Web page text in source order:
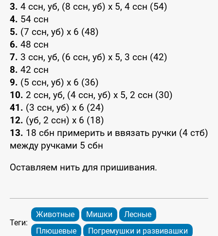
3. 4 ссн, уб, (8 ссн, уб) х 5, 4 ссн (54)
4. 54 ссн
5. (7 ссн, уб) х 6 (48)
6. 48 ссн
7. 3 ссн, уб, (6 ссн, уб) х 5, 3 ссн (42)
8. 42 ссн
9. (5 ссн, уб) х 6 (36)
10. 2 ссн, уб, (4 ссн, уб) х 5, 2 ссн (30)
41. (3 ссн, уб) х 6 (24)
12. (уб, 2 ссн) х 6 (18)
13. 18 сбн примерить и ввязать ручки (4 стб)
между ручками 5 сбн
Оставляем нить для пришивания.
Теги:
Животные Мишки
Лесные
Плюшевые
Погремушки и развивашки